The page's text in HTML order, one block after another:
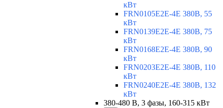
кВт
FRN0105E2E-4E 380В, 55
кВт
FRN0139E2E-4E 380В, 75
кВт
FRN0168E2E-4E 380В, 90
кВт
FRN0203E2E-4E 380В, 110
кВт
FRN0240E2E-4E 380В, 132
кВт
380-480 В, 3 фазы, 160-315 кВт